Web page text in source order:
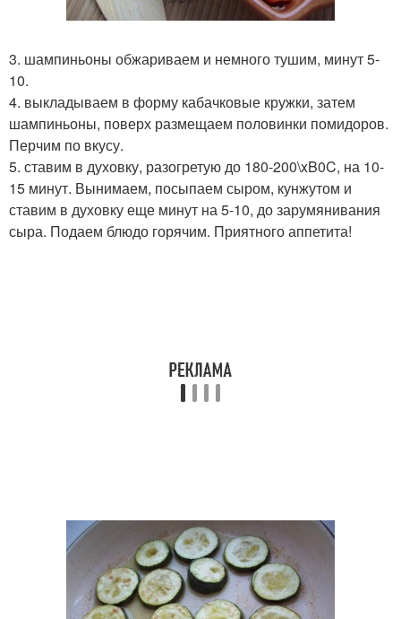
3. шампиньоны обжариваем и немного тушим, минут 5-
10.
4. выкладываем в форму кабачковые кружки, затем
шампиньоны, поверх размещаем половинки помидоров.
Перчим по вкусу.
5. ставим в духовку, разогретую до 180-200\xB0C, на 10-
15 минут. Вынимаем, посыпаем сыром, кунжутом и
ставим в духовку еще минут на 5-10, до зарумянивания
сыра. Подаем блюдо горячим. Приятного аппетита!